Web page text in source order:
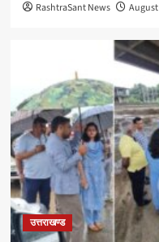
RashtraSant News August
उत्तराखण्ड